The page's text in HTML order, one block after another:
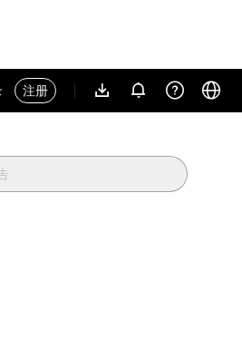
注册